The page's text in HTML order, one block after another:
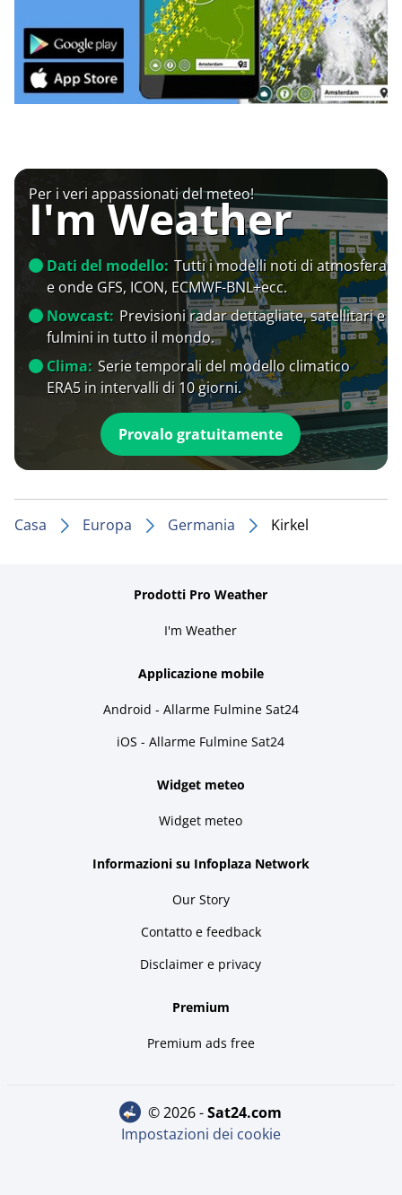
Per i veri appassionati del meteo!
I'm Weather
Dati del modello: Tutti i modelli noti di atmosfera
e onde GFS, ICON, ECMWF-BNL+ecc.
Nowcast: Previsioni radar dettagliate, satellitari e
fulmini in tutto il mondo.
Clima: Serie temporali del modello climatico
ERA5 in intervalli di 10 giorni.
Provalo gratuitamente
Casa Europa Germania Kirkel
Prodotti Pro Weather
I'm Weather
Applicazione mobile
Android - Allarme Fulmine Sat24
iOS - Allarme Fulmine Sat24
Widget meteo
Widget meteo
Informazioni su Infoplaza Network
Our Story
Contatto e feedback
Disclaimer e privacy
Premium
Premium ads free
© 2026 - sat24.com
Impostazioni dei cookie